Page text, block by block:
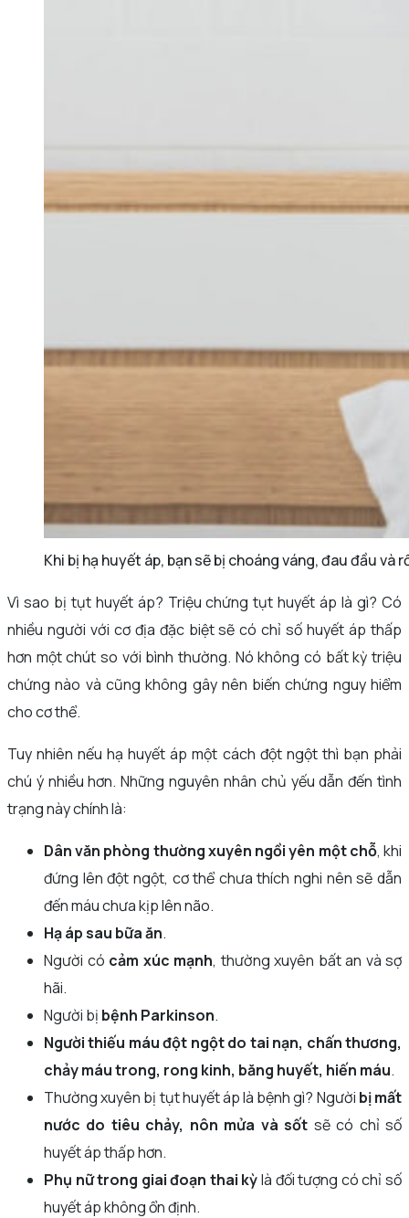
Khi bị hạ huyết áp, bạn sẽ bị choáng váng, đau đầu và
Vì sao bị tụt huyết áp? Triệu chứng tụt huyết áp là gì? Có
nhiều người với cơ địa đặc biệt sẽ có chỉ số huyết áp thấp
hơn một chút so với bình thường. Nó không có bất kỳ triệu
chứng nào và cũng không gây nên biến chứng nguy hiểm
cho cơ thể.
Tuy nhiên nếu hạ huyết áp một cách đột ngột thì bạn phải
chú ý nhiều hơn. Những nguyên nhân chủ yếu dẫn đến tình
trạng này chính là:
Dân văn phòng thường xuyên ngồi yên một chỗ, khi
đứng lên đột ngột, cơ thể chưa thích nghi nên sẽ dẫn
đến máu chưa kịp lên não.
Hạ áp sau bữa ăn.
Người có cảm xúc mạnh, thường xuyên bất an và sợ
hãi.
Người bị bệnh Parkinson.
Người thiếu máu đột ngột do tai nạn, chấn thương,
chảy máu trong, rong kinh, băng huyết, hiến máu.
Thường xuyên bị tụt huyết áp là bệnh gì? Người bị mất
nước do tiêu chảy, nôn mửa và sốt sẽ có chỉ số
huyết áp thấp hơn.
Phụ nữ trong giai đoạn thai kỳlà đối tượng có chỉ số
huyết áp không ổn định.